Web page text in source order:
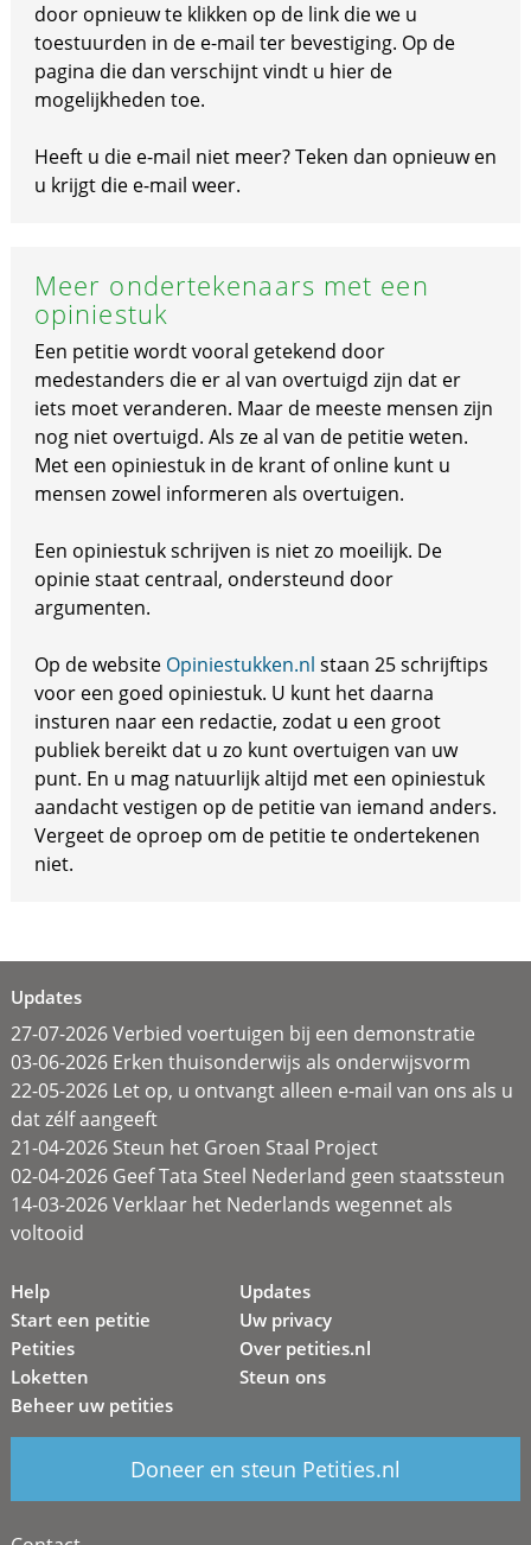
door opnieuw te klikken op de link die we u
toestuurden in de e-mail ter bevestiging. Op de
pagina die dan verschijnt vindt u hier de
mogelijkheden toe.
Heeft u die e-mail niet meer? Teken dan opnieuw en
u krijgt die e-mail weer.
Meer ondertekenaars met een
opiniestuk
Een petitie wordt vooral getekend door
medestanders die er al van overtuigd zijn dat er
iets moet veranderen. Maar de meeste mensen zijn
nog niet overtuigd. Als ze al van de petitie weten.
Met een opiniestuk in de krant of online kunt u
mensen zowel informeren als overtuigen.
Een opiniestuk schrijven is niet zo moeilijk. De
opinie staat centraal, ondersteund door
argumenten.
Op de website Opiniestukken.nl staan 25 schrijftips
voor een goed opiniestuk. U kunt het daarna
insturen naar een redactie, zodat u een groot
publiek bereikt dat u zo kunt overtuigen van uw
punt. En u mag natuurlijk altijd met een opiniestuk
aandacht vestigen op de petitie van iemand anders.
Vergeet de oproep om de petitie te ondertekenen
niet.
Updates
27-07-2026 Verbied voertuigen bij een demonstratie
03-06-2026 Erken thuisonderwijs als onderwijsvorm
22-05-2026 Let op, u ontvangt alleen e-mail van ons als u
dat zélf aangeeft
21-04-2026 Steun het Groen Staal Project
02-04-2026 Geef Tata Steel Nederland geen staatssteun
14-03-2026 Verklaar het Nederlands wegennet als
voltooid
Help
Start een petitie
Petities
Loketten
Beheer uw petities
Updates
Uw privacy
Over petities.nl
Steun ons
Doneer en steun Petities.nl